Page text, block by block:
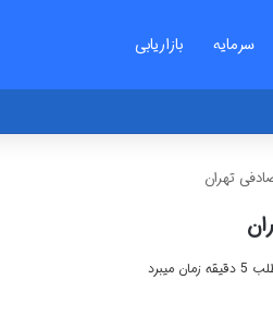
سرمایه بازاریابی
تهران
میبرد